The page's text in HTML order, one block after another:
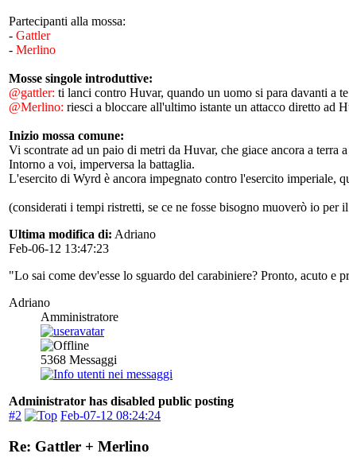
Partecipanti alla mossa:
- Gattler
- Merlino
Mosse singole introduttive:
@gattler: ti lanci contro Huvar, quando un uomo si para davanti a
@Merlino: riesci a bloccare all'ultimo istante un attacco diretto ad
Inizio mossa comune:
Vi scontrate ad un paio di metri da Huvar, che giace ancora a terra
Intorno a voi, imperversa la battaglia.
L'esercito di Wyrd è ancora impegnato contro l'esercito imperiale,
(considerati i tempi ristretti, se ce ne fosse bisogno muoverò io per
Ultima modifica di: Adriano
Feb-06-12 13:47:23
"Lo sai come dev'esse lo sguardo del carabiniere? Pronto, acuto e
Adriano
Amministratore
5368 Messaggi
Administrator has disabled public posting
#2
Feb-07-12 08:24:24
Re: Gattler + Merlino